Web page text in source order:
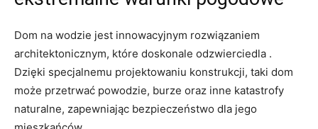
Dom na‍ wodzie jest innowacyjnym rozwiązaniem‍
architektonicznym,⁤ które doskonale⁢ odzwierciedla ‌.
Dzięki specjalnemu projektowaniu konstrukcji, taki‌ dom
może przetrwać powodzie, burze oraz inne katastrofy
naturalne,⁣ zapewniając bezpieczeństwo ⁢dla jego